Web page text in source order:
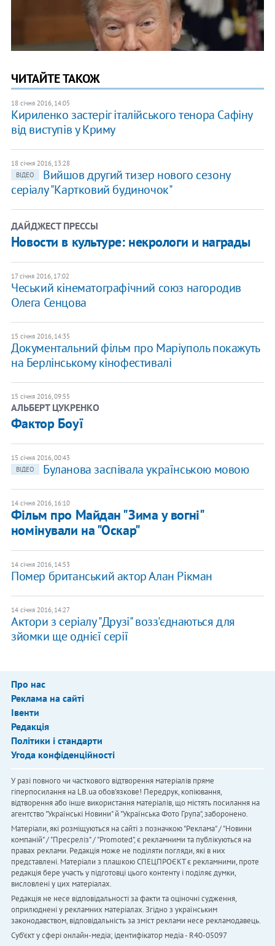
ЧИТАЙТЕ ТАКОЖ
18 січня 2016, 14:05
Кириленко застеріг італійського тенора Сафіну
від виступів у Криму
18 січня 2016, 13:28
ВІДЕО
Вийшов другий тизер нового сезону
серіалу "Картковий будиночок"
ДАЙДЖЕСТ ПРЕССЫ
Новости в культуре: некрологи и награды
17 січня 2016, 17:02
Чеський кінематографічний союз нагородив
Олега Сенцова
15 січня 2016, 14:35
Документальний фільм про Маріуполь покажуть
на Берлінському кінофестивалі
15 січня 2016, 09:55
АЛЬБЕРТ ЦУКРЕНКО
Фактор Боуї
15 січня 2016, 00:43
ВІДЕО
Буланова заспівала українською мовою
14 січня 2016, 16:10
Фільм про Майдан "Зима у вогні"
номінували на "Оскар"
14 січня 2016, 14:53
Помер британський актор Алан Рікман
14 січня 2016, 14:27
Актори з серіалу "Друзі" возз'єднаються для
зйомки ще однієї серії
Про нас
Реклама на сайті
Івенти
Редакція
Політики і стандарти
Угода конфіденційності
У разі повного чи часткового відтворення матеріалів пряме
гіперпосилання на LB.ua обов'язкове! Передрук, копіювання,
відтворення або інше використання матеріалів, що містять посилання на
агентство "Українськi Новини" й "Українська Фото Група", заборонено.
Матеріали, які розміщуються на сайті з позначкою "Реклама" / "Новини
компаній" / "Пресреліз" / "Promoted", є рекламними та публікуються на
правах реклами. Редакція може не поділяти погляди, які в них
представлені. Матеріали з плашкою СПЕЦПРОЄКТ є рекламними, проте
редакція бере участь у підготовці цього контенту і поділяє думки,
висловлені у цих матеріалах.
Редакція не несе відповідальності за факти та оціночні судження,
оприлюднені у рекламних матеріалах. Згідно з українським
законодавством, відповідальність за зміст реклами несе рекламодавець.
Cуб'єкт у сфері онлайн-медіа; ідентифікатор медіа - R40-05097